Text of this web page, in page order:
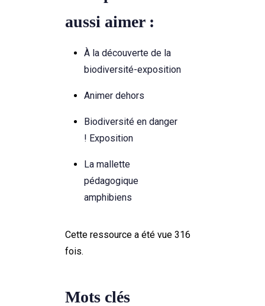
aussi aimer :
À la découverte de la
biodiversité-exposition
Animer dehors
Biodiversité en danger
! Exposition
La mallette
pédagogique
amphibiens
Cette ressource a été vue 316
fois.
Mots clés